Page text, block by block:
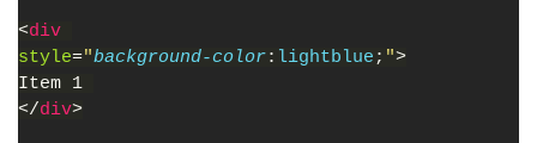
<div
style="background-color: lightblue ; ">
Item 1
</div>